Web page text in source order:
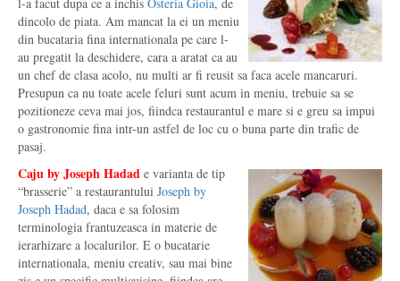
dincolo de piata. Am mancat la ei un meniu
din bucataria fina internationala pe care l-
au pregatit la deschidere, cara a aratat ca au
un chef de clasa acolo, nu multi ar fi reusit sa faca acele mancaruri.
Presupun ca nu toate acele feluri sunt acum in meniu, trebuie sa se
pozitioneze ceva mai jos, fiindca restaurantul e mare si e greu sa impui
o gastronomie fina intr-un astfel de loc cu o buna parte din trafic de
pasaj.
Caju by Joseph Hadad e varianta de tip
“brasserie” a restaurantului Joseph by
Joseph Hadad, daca e sa folosim
terminologia frantuzeasca in materie de
ierarhizare a localurilor. E o bucatarie
internationala, meniu creativ, sau mai bine